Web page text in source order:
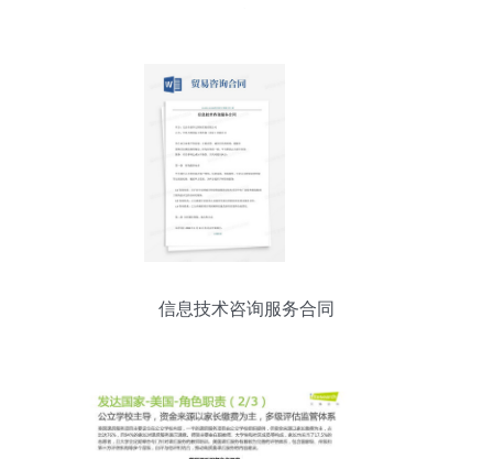
信息技术咨询服务合同